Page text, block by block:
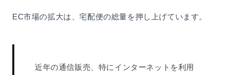
EC市場の拡大は、宅配便の総量を押し上げています。
近年の通信販売、特にインターネットを利用